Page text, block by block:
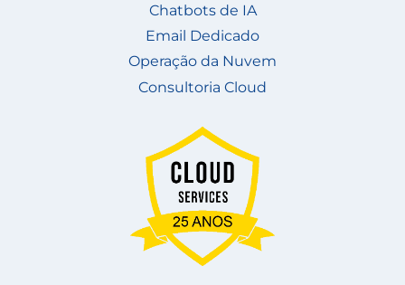
Chatbots de IA
Email Dedicado
Operação da Nuvem
Consultoria Cloud